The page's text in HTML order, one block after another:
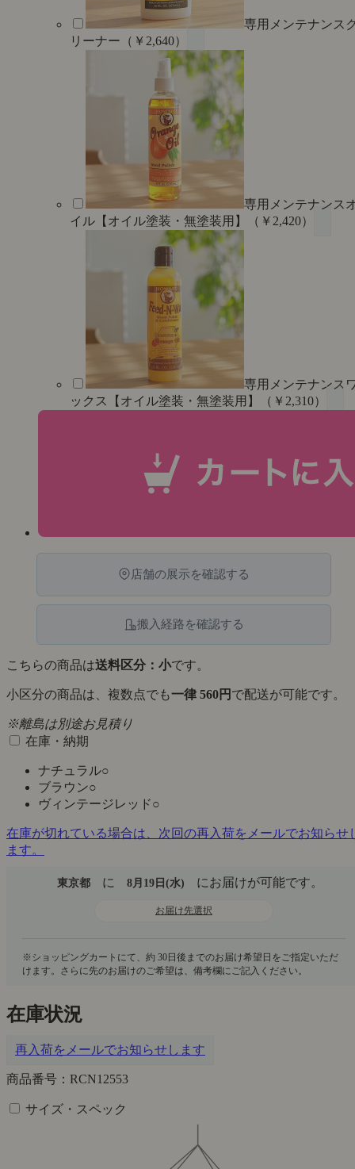
専用メンテナンス
リーナー（￥2,640）
専用メンテナンス
イル【オイル塗装・無塗装用】（￥2,420）
専用メンテナンス
ックス【オイル塗装・無塗装用】（￥2,310）
店舗の展示を確認する
搬入経路を確認する
こちらの商品は送料区分：小です。
小区分の商品は、複数点でも一律 560円 で配送が可能です。
※離島は別途お見積り
在庫・納期
ナチュラル○
ブラウン○
ヴィンテージレッド○
在庫が切れている場合は、次回の再入荷をメールでお知らせ
ます。
東京都 に 8月19日(水) にお届けが可能です。
お届け先選択
在庫状況
再入荷をメールでお知らせします
商品番号：RCN12553
サイズ・スペック